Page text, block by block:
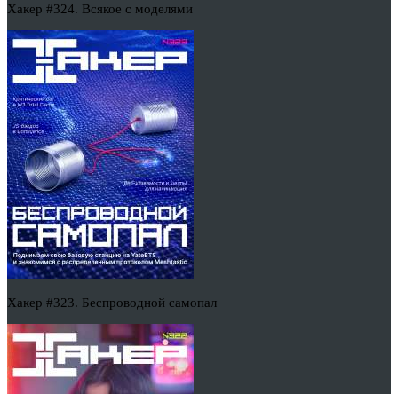
Хакер #324. Всякое с моделями
Хакер #323. Беспроводной самопал